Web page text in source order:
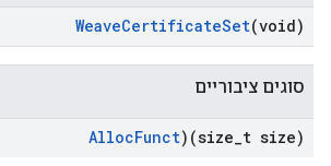
WeaveCertificateSet(void)
סוגים ציבוריים
AllocFunct)(size t size)